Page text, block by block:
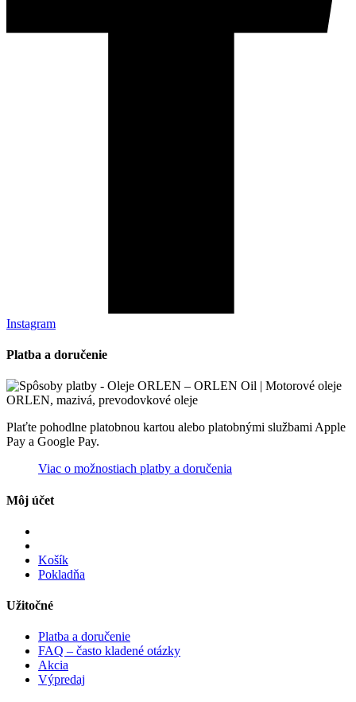
Instagram
Platba a doručenie
Plaťte pohodlne platobnou kartou alebo platobnými službami Apple
Pay a Google Pay.
Viac o možnostiach platby a doručenia
Môj účet
Košík
Pokladňa
Užitočné
Platba a doručenie
FAQ – často kladené otázky
Akcia
Výpredaj